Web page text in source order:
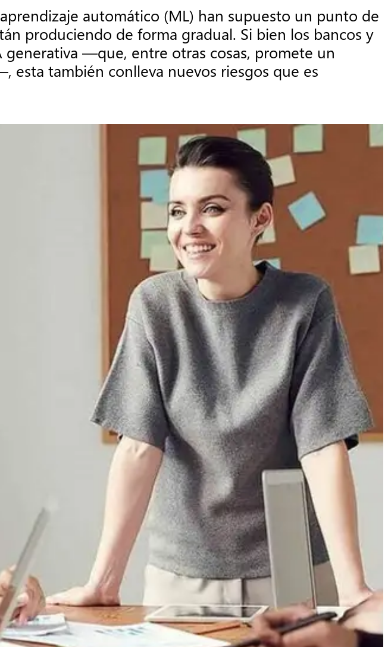
automático (ML) han supuesto un punto de
produciendo de forma gradual. Si bien los bancos y
—que, entre otras cosas, promete un
también conlleva nuevos riesgos que es